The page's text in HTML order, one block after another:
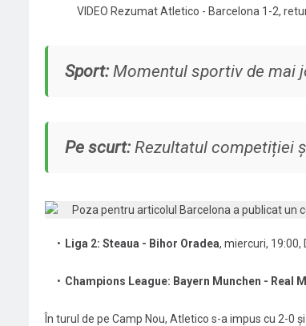
VIDEO Rezumat Atletico - Barcelona 1-2,
Sport:Momentul sportiv de mai
Pe scurt:Rezultatul competiției
Liga 2: Steaua - Bihor Oradea, miercuri, 19:00,
Champions League: Bayern Munchen - Real
În turul de pe Camp Nou, Atletico s-a impus cu 2-